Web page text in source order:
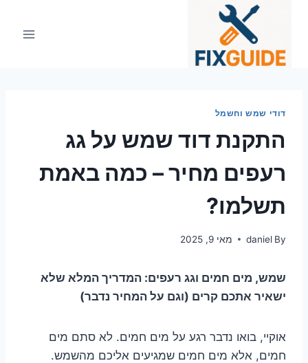
דודי שמש וחשמל
התקנת דוד שמש על גג
רעפים מחיר – כמה באמת
תשלמו?
By
daniel מאי 9, 2025
שמש, מים חמים וגג רעפים: המדריך המלא שלא
ישאיר אתכם קרים (וגם על המחיר נדבר)
אוקיי, בואו נדבר רגע על מים חמים. לא סתם מים
חמים, אלא מים חמים שמגיעים אליכם מהשמש.